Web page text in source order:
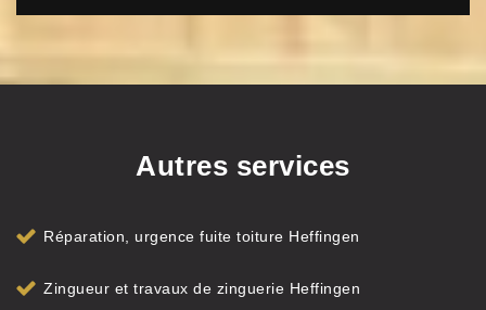
Autres services
Réparation, urgence fuite toiture Heffingen
Zingueur et travaux de zinguerie Heffingen